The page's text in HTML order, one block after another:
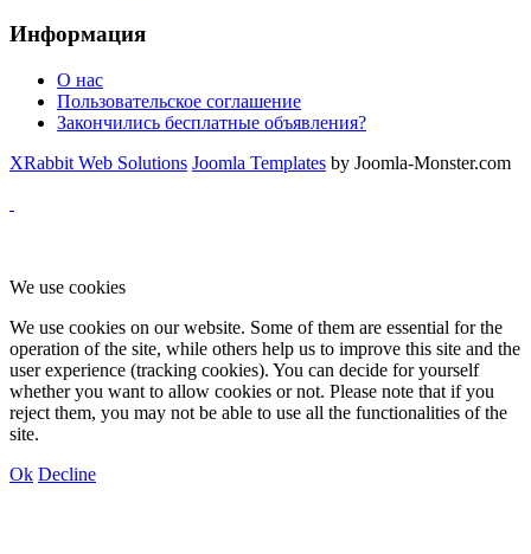
Информация
О нас
Пользовательское соглашение
Закончились бесплатные объявления?
XRabbit Web Solutions Joomla Templates by Joomla-Monster.com
We use cookies
We use cookies on our website. Some of them are essential for the
operation of the site, while others help us to improve this site and the
user experience (tracking cookies). You can decide for yourself
whether you want to allow cookies or not. Please note that if you
reject them, you may not be able to use all the functionalities of the
site.
Ok Decline